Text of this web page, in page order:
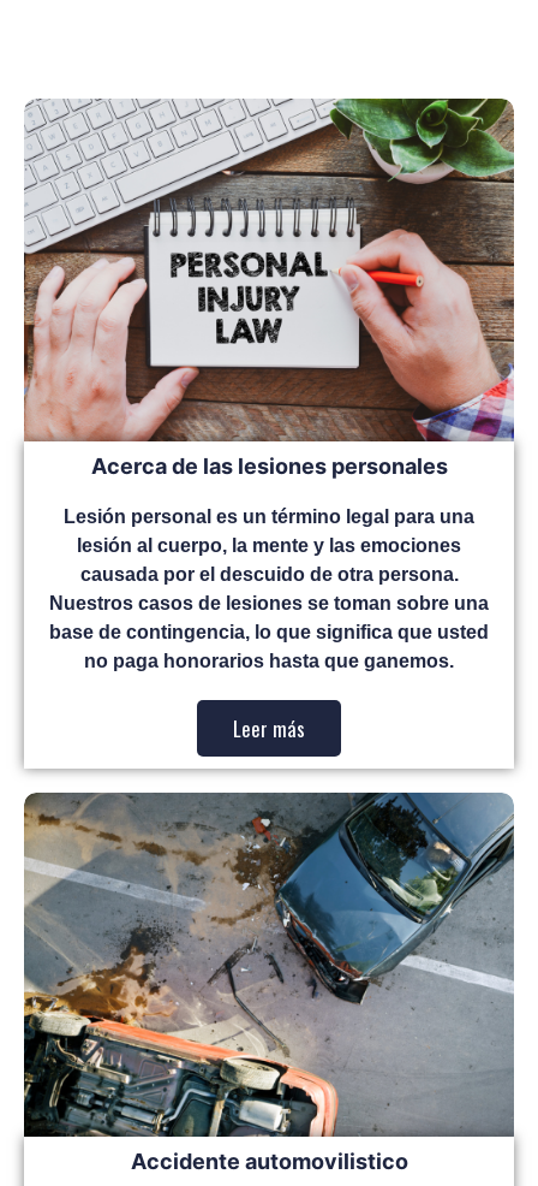
Acerca de las lesiones personales
Lesión personal es un término legal para una
lesión al cuerpo, la mente y las emociones
causada por el descuido de otra persona.
Nuestros casos de lesiones se toman sobre una
base de contingencia, lo que significa que usted
no paga honorarios hasta que ganemos.
Leer más
Accidente automovilistico